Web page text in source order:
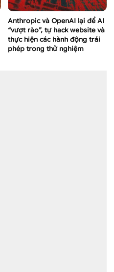
Anthropic và OpenAI lại để AI
“vượt rào”, tự hack website và
thực hiện các hành động trái
phép trong thử nghiệm